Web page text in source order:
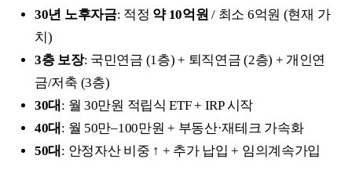
30년 노후자금: 적정 약 10억원 / 최소 6억원 (현재 가
치)
3층 보장: 국민연금 (1층) + 퇴직연금 (2층) + 개인연
금/저축 (3층)
30대 : 월 30만원 적립식 ETF + IRP 시작
40대 : 월 50만–100만원 + 부동산·재테크 가속화
50대 : 안정자산 비중 ↑ + 추가 납입 + 임의계속가입